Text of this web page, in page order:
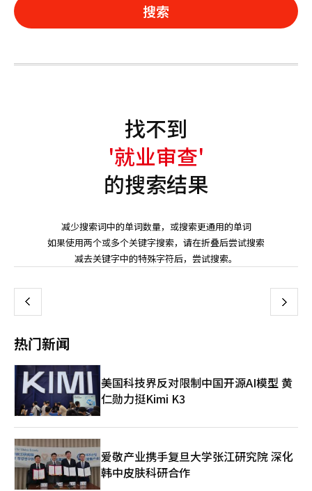
搜索
找不到
'就业审查'
的搜索结果
减少搜索词中的单词数量，或搜索更通用的单词
如果使用两个或多个关键字搜索，请在折叠后尝试搜索
减去关键字中的特殊字符后，尝试搜索。
上 下
热门新闻
美国科技界反对限制中国开源AI模型 黄
仁勋力挺Kimi K3
爱敬产业携手复旦大学张江研究院 深化
韩中皮肤科研合作